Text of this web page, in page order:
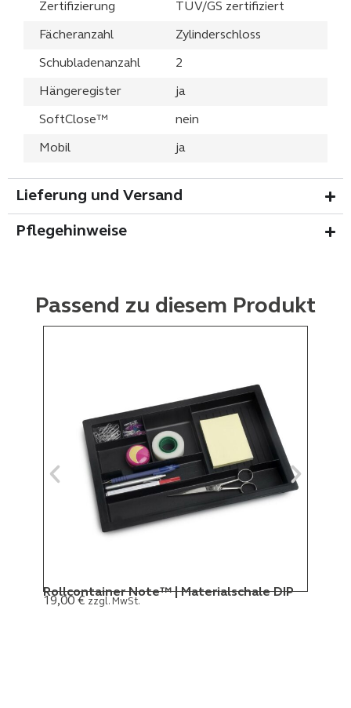
Zertifizierung TÜV/GS zertifiziert
Fächeranzahl Zylinderschloss
Schubladenanzahl 2
Hängeregister ja
SoftClose™ nein
Mobil ja
Lieferung und Versand
Pflegehinweise
Passend zu diesem Produkt
Rollcontainer Note™ | Materialschale DIP
19,00 € zzgl. MwSt.